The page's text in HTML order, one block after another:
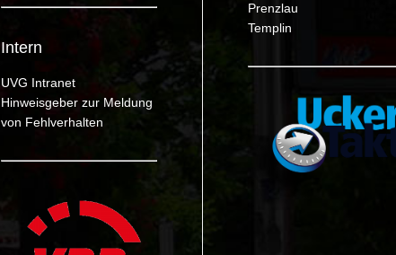
Intern
UVG Intranet
Hinweisgeber zur Meldung
von Fehlverhalten
Prenzlau
Templin